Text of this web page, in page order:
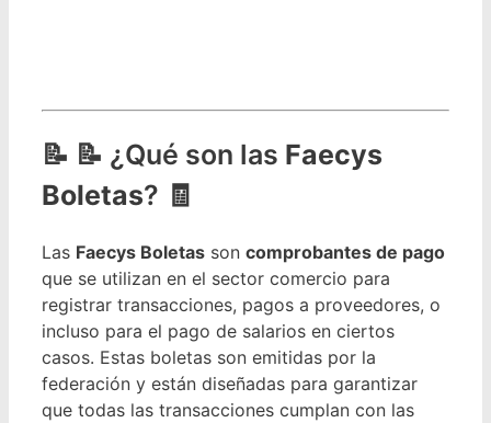
📝 ¿Qué son las Faecys
Boletas? 🧾
Las Faecys Boletas son comprobantes de pago
que se utilizan en el sector comercio para
registrar transacciones, pagos a proveedores, o
incluso para el pago de salarios en ciertos
casos. Estas boletas son emitidas por la
federación y están diseñadas para garantizar
que todas las transacciones cumplan con las